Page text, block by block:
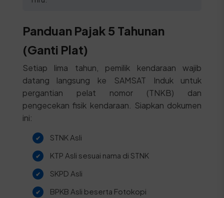
Panduan Pajak 5 Tahunan
(Ganti Plat)
Setiap lima tahun, pemilik kendaraan wajib
datang langsung ke SAMSAT Induk untuk
pergantian pelat nomor (TNKB) dan
pengecekan fisik kendaraan. Siapkan dokumen
ini:
STNK Asli
KTP Asli sesuai nama di STNK
SKPD Asli
BPKB Asli beserta Fotokopi